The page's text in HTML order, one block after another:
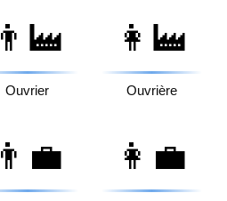
👨‍🏭
Ouvrier
👩‍🏭
Ouvrière
👨‍💼 👩‍💼